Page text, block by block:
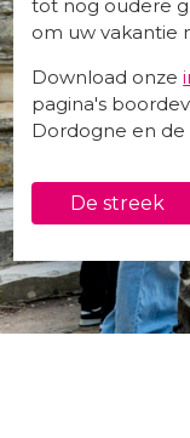
tot nog oudere
om uw vakantie
Download onze
pagina's
Dordogne en de
De streek